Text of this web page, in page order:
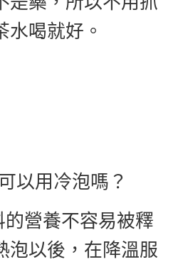
水喝就好。
以用冷泡嗎？
的營養不容易被釋
泡以後，在降溫服